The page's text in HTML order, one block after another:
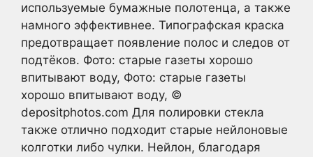
используемые бумажные полотенца, а также
намного эффективнее. Типографская краска
предотвращает появление полос и следов от
подтёков. Фото: старые газеты хорошо
впитывают воду, Фото: старые газеты
хорошо впитывают воду, ©
depositphotos.com Для полировки стекла
также отлично подходит старые нейлоновые
колготки либо чулки. Нейлон, благодаря